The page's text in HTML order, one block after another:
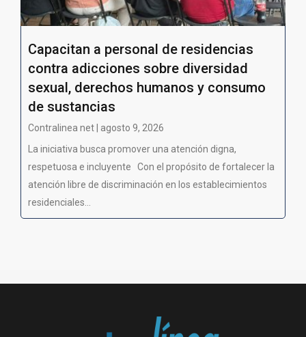
Capacitan a personal de residencias
contra adicciones sobre diversidad
sexual, derechos humanos y consumo
de sustancias
Contralinea net | agosto 9, 2026
La iniciativa busca promover una atención digna,
respetuosa e incluyente Con el propósito de fortalecer la
atención libre de discriminación en los establecimientos
residenciales...